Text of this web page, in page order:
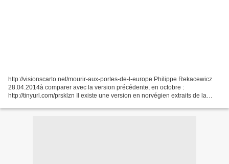
http://visionscarto.net/mourir-aux-portes-de-l-europe Philippe Rekacewicz
28.04.2014à comparer avec la version précédente, en octobre :
http://tinyurl.com/prsklzn Il existe une version en norvégien extraits de la